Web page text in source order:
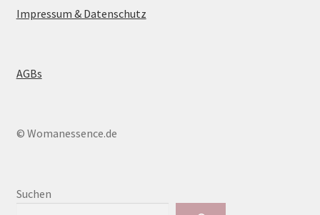
Impressum & Datenschutz
AGBs
© Womanessence.de
Suchen